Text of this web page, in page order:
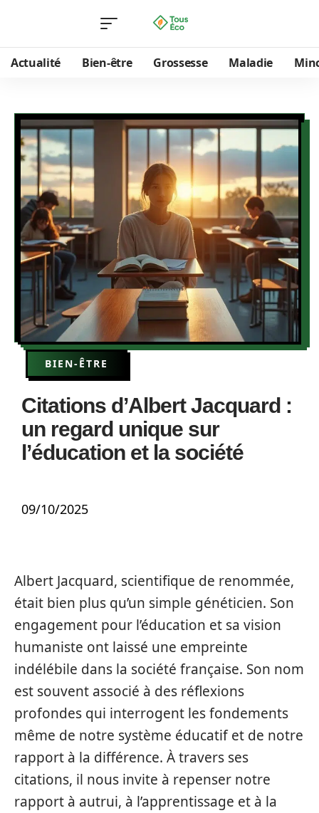
Actualité Bien-être Grossesse Maladie
BIEN-ÊTRE
Citations d’Albert Jacquard :
un regard unique sur
l’éducation et la société
09/10/2025
Albert Jacquard, scientifique de renommée,
était bien plus qu’un simple généticien. Son
engagement pour l’éducation et sa vision
humaniste ont laissé une empreinte
indélébile dans la société française. Son nom
est souvent associé à des réflexions
profondes qui interrogent les fondements
même de notre système éducatif et de notre
rapport à la différence. À travers ses
citations, il nous invite à repenser notre
rapport à autrui, à l’apprentissage et à la